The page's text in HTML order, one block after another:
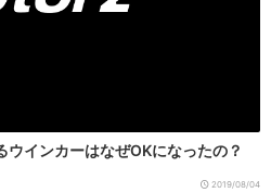
ウインカーはなぜOKになったの？
2019/08/04